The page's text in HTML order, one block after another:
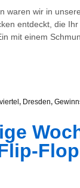
waren wir in
entdeckt, die
mit einem
, Dresden,